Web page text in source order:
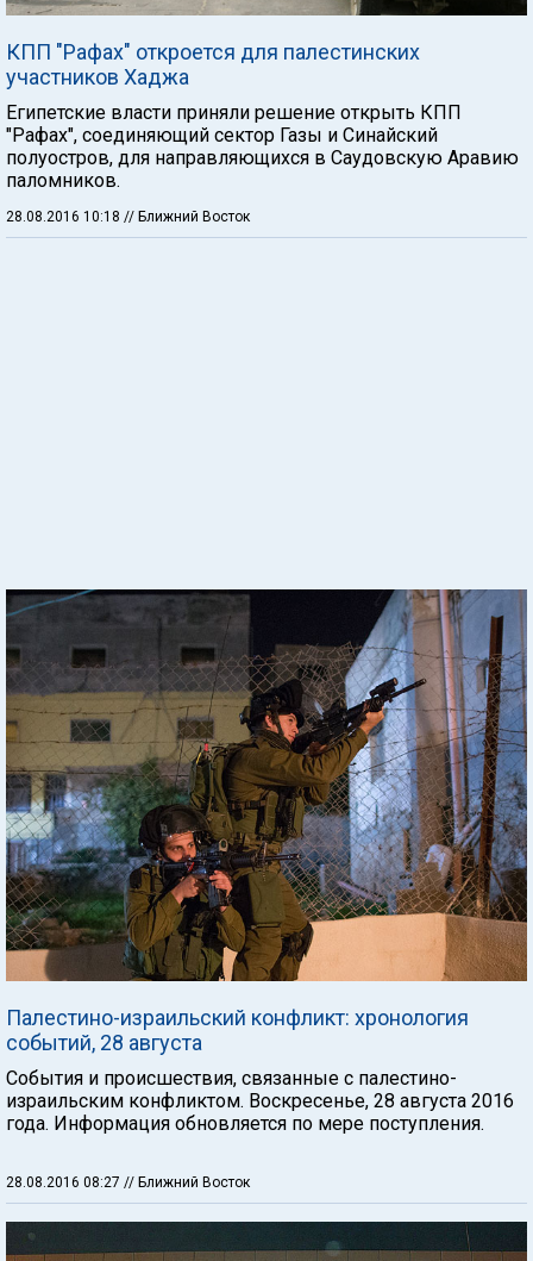
КПП "Рафах" откроется для палестинских
участников Хаджа
Египетские власти приняли решение открыть КПП
"Рафах", соединяющий сектор Газы и Синайский
полуостров, для направляющихся в Саудовскую Аравию
паломников.
28.08.2016 10:18 // Ближний Восток
Палестино-израильский конфликт: хронология
событий, 28 августа
События и происшествия, связанные с палестино-
израильским конфликтом. Воскресенье, 28 августа 2016
года. Информация обновляется по мере поступления.
28.08.2016 08:27 // Ближний Восток